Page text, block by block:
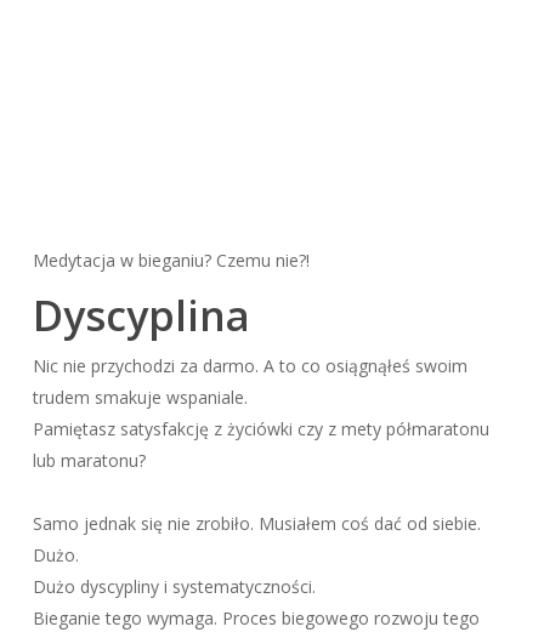
Medytacja w bieganiu? Czemu nie?!
Dyscyplina
Nic nie przychodzi za darmo. A to co osiągnąłeś swoim
trudem smakuje wspaniale.
Pamiętasz satysfakcję z życiówki czy z mety półmaratonu
lub maratonu?
Samo jednak się nie zrobiło. Musiałem coś dać od siebie.
Dużo.
Dużo dyscypliny i systematyczności.
Bieganie tego wymaga. Proces biegowego rozwoju tego